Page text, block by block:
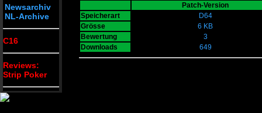
Newsarchiv
NL-Archive
C16
Reviews:
Strip Poker
Patch-Version
Speicherart
D64
Grösse
6 KB
Bewertung
3
Downloads
649